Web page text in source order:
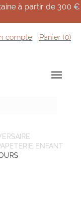
à partir de 300 €
compte Panier (0)
ENFANT